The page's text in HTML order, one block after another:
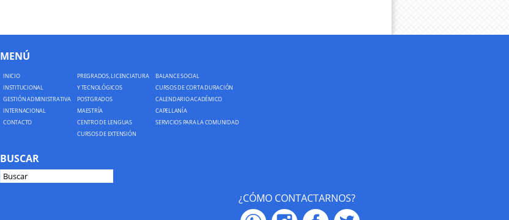
MENÚ
INICIO
INSTITUCIONAL
GESTIÓN ADMINISTRATIVA
INTERNACIONAL
CONTACTO
PREGRADOS, LICENCIATURA
Y TECNOLÓGICOS
POSTGRADOS
MAESTRÍA
CENTRO DE LENGUAS
CURSOS DE EXTENSIÓN
BALANCE SOCIAL
CURSOS DE CORTA DURACIÓN
CALENDARIO ACADÉMICO
CAPELLANÍA
SERVICIOS PARA LA COMUNIDAD
BUSCAR
¿CÓMO CONTACTARNOS?